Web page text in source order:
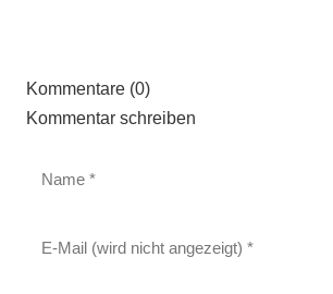
Kommentare (0)
Kommentar schreiben